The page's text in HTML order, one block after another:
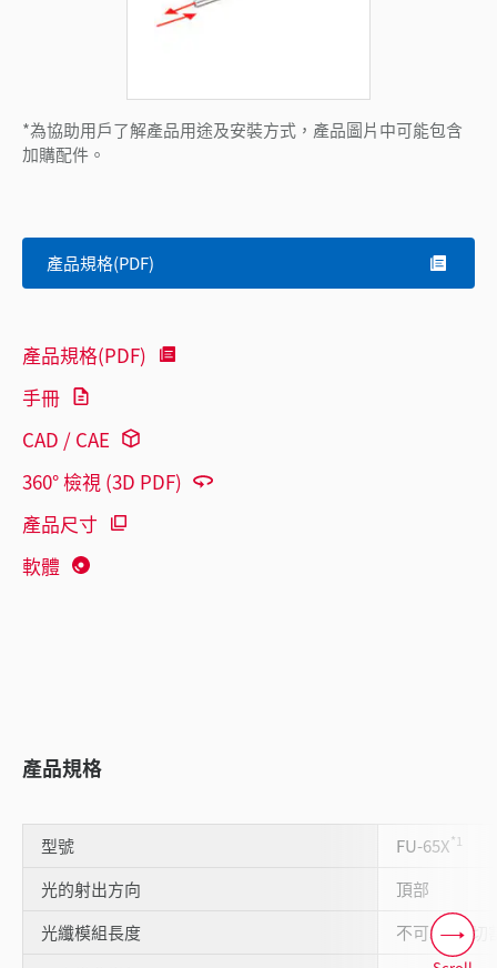
*為協助用戶了解產品用途及安裝方式，產品圖片中可能包含
加購配件。
產品規格(PDF)
產品規格(PDF)
手冊
CAD / CAE
360° 檢視 (3D PDF)
產品尺寸
軟體
產品規格
型號 FU-65X*1
光的射出方向
頂部
光纖模組長度
不可50cm切